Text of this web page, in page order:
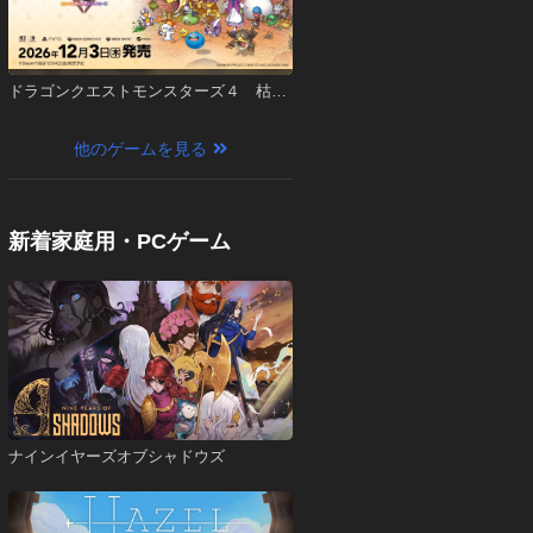
ドラゴンクエストモンスターズ４ 枯れ
他のゲームを見る
新着家庭用・PCゲーム
ナインイヤーズオブシャドウズ